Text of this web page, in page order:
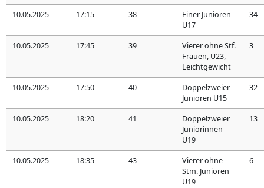
10.05.2025 17:15 38
Einer Junioren
U17
34
10.05.2025 17:45 39
Vierer ohne Stf.
Frauen, U23,
Leichtgewicht
3
10.05.2025 17:50 40
Doppelzweier
Junioren U15
32
10.05.2025 18:20 41
Doppelzweier
Juniorinnen
U19
13
10.05.2025 18:35 43
Vierer ohne
Stm. Junioren
U19
6